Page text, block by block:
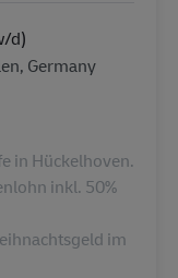
d)
Germany
in Hückelhoven.
inkl. 50%
im